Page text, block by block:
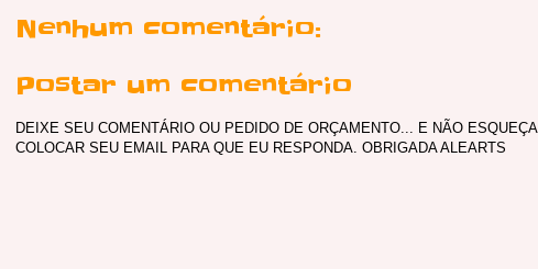
Nenhum comentário:
Postar um comentário
DEIXE SEU COMENTÁRIO OU PEDIDO DE ORÇAMENTO... E NÃO
COLOCAR SEU EMAIL PARA QUE EU RESPONDA. OBRIGADA ALEARTS